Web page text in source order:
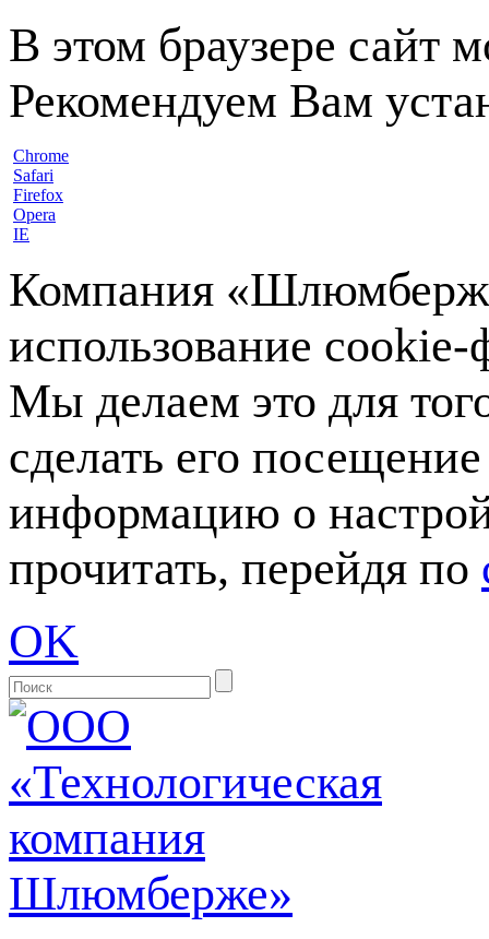
В этом браузере сайт
Рекомендуем Вам
Chrome
Safari
Firefox
Opera
IE
Компания
использование
Мы делаем это для
сделать его
информацию о
прочитать, перейдя по
OK